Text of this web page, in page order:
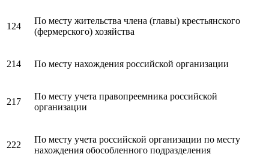
124
По месту жительства члена (главы) крестьянского
(фермерского) хозяйства
214 По месту нахождения российской организации
217
По месту учета правопреемника российской
организации
222
По месту учета российской организации по месту
нахождения обособленного подразделения